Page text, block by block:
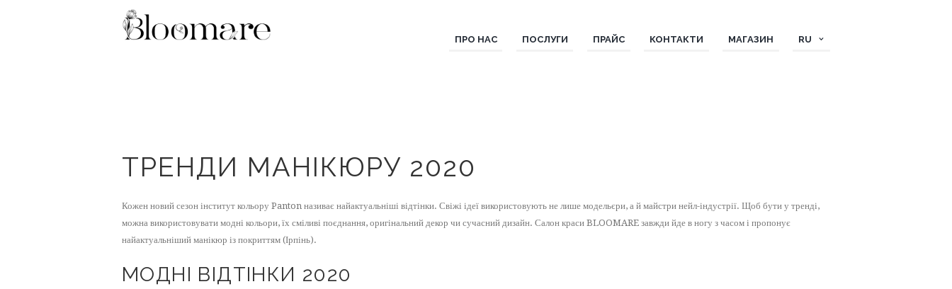
ПРО НАС ПОСЛУГИ ПРАЙС КОНТАКТИ МАГАЗИН RU
ТРЕНДИ МАНІКЮРУ 2020
Кожен новий сезон інститут кольору Panton називає найактуальніші відтінки. Свіжі ідеї використовують не лише модельєри, а й майстри нейл-індустрії. Щоб бути у тренді,
можна використовувати модні кольори, їх сміливі поєднання, оригінальний декор чи сучасний дизайн. Салон краси BLOOMARE завжди йде в ногу з часом і пропонує
найактуальніший манікюр із покриттям (Ірпінь).
МОДНІ ВІДТІНКИ 2020